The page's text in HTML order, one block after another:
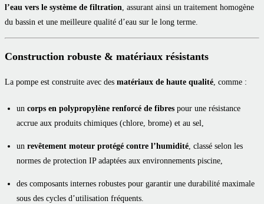
l’eau vers le système de filtration, assurant ainsi un traitement homogène
du bassin et une meilleure qualité d’eau sur le long terme.
Construction robuste & matériaux résistants
La pompe est construite avec des matériaux de haute qualité, comme :
un corps en polypropylène renforcé de fibres pour une résistance
accrue aux produits chimiques (chlore, brome) et au sel,
un revêtement moteur protégé contre l’humidité, classé selon les
normes de protection IP adaptées aux environnements piscine,
des composants internes robustes pour garantir une durabilité maximale
sous des cycles d’utilisation fréquents.